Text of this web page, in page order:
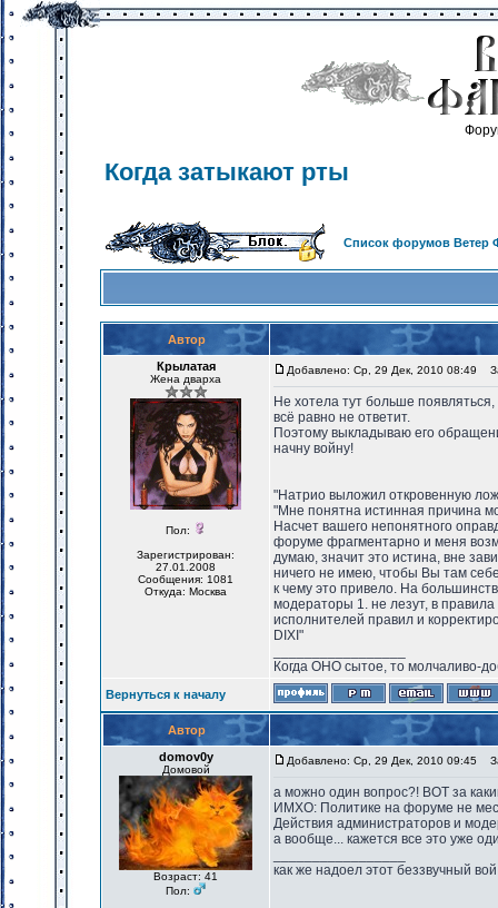
Когда затыкают рты
Список форумов Ветер
Автор
Крылатая
Жена дварха
Пол:
Зарегистрирован:
27.01.2008
Сообщения: 1081
Откуда: Москва
Добавлено: Ср, 29 Дек, 2010 08:49
Не хотела тут больше
всё равно не ответит.
Поэтому выкладываю его
начну войну!
"Натрио выложил откровенную
"Мне понятна истинная причина
Насчет вашего непонятного
форуме фрагментарно и меня
думаю, значит это истина, вне
ничего не имею, чтобы Вы там
к чему это привело. На
модераторы 1. не лезут, в
исполнителей правил и
DIXI"
Когда ОНО сытое, то молчаливо-
Вернуться к началу
Автор
domov0y
Домовой
Возраст: 41
Пол:
Добавлено: Ср, 29 Дек, 2010 09:45
а можно один вопрос?! ВОТ за
ИМХО: Политике на форуме не
Действия администраторов и
а вообще... кажется все это уже
как же надоел этот беззвучный